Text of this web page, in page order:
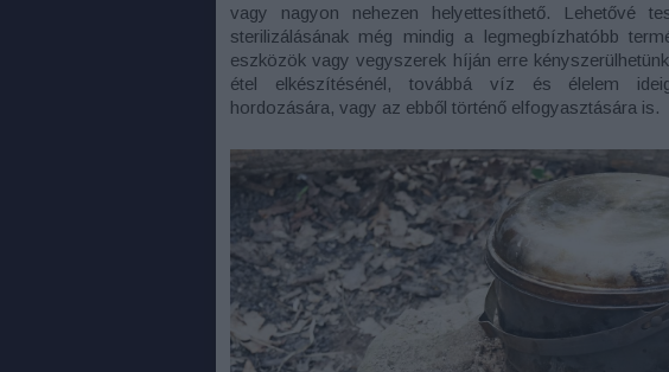
vagy nagyon nehezen helyettesíthető. Lehetővé
sterilizálásának még mindig a legmegbízhatóbb
eszközök vagy vegyszerek híján erre
étel elkészítésénél, továbbá víz és élelem
hordozására, vagy az ebből történő elfogyasztására is.